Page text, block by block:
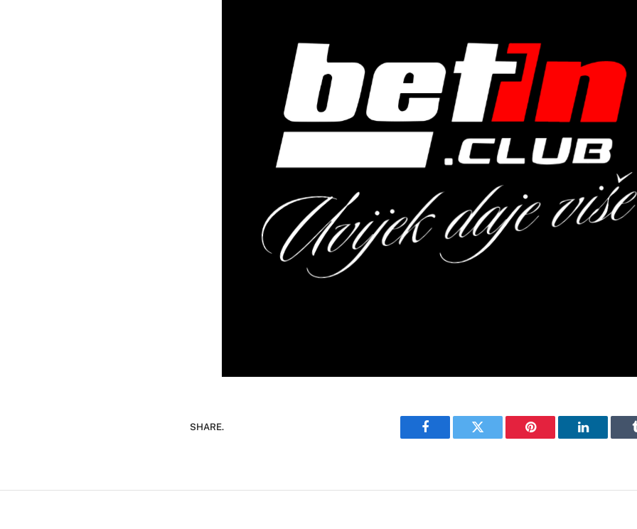
SHARE.
Facebook Twitter Pinterest LinkedIn